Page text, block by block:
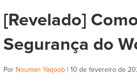
[Revelado]
Segurança do
Por Nouman Yaqoob | 10 de fevereiro de